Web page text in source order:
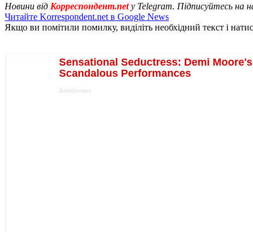
Новини від Корреспондент.netу Telegram. Підписуйтесь на
Читайте Korrespondent.net в Google News
Якщо ви помітили помилку, виділіть необхідний текст і